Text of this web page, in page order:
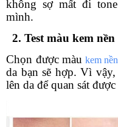
không sợ mất đi
mình.
2. Test màu kem nền
Chọn được màu kem nền
da bạn sẽ hợp. Vì
lên da để quan sát